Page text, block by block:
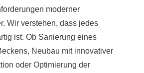
moderner
Wir verstehen, dass jedes
ist. Ob Sanierung eines
Neubau mit innovativer
oder Optimierung der